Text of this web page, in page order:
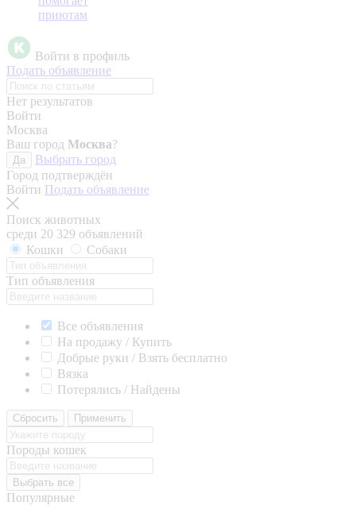
приютам
Войти в профиль
Подать объявление
Нет результатов
Войти
Москва
Ваш город Москва?
Да
Выбрать город
Город подтверждён
Войти Подать объявление
Поиск животных
среди 20 329 объявлений
Кошки
Собаки
Тип объявления
Все объявления
На продажу / Купить
Добрые руки / Взять бесплатно
Вязка
Потерялись / Найдены
Сбросить Применить
Породы кошек
Выбрать все
Популярные